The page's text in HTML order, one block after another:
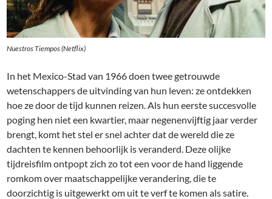
Nuestros Tiempos (Netflix)
In het Mexico-Stad van 1966 doen twee getrouwde
wetenschappers de uitvinding van hun leven: ze ontdekken
hoe ze door de tijd kunnen reizen. Als hun eerste succesvolle
poging hen niet een kwartier, maar negenenvijftig jaar verder
brengt, komt het stel er snel achter dat de wereld die ze
dachten te kennen behoorlijk is veranderd. Deze olijke
tijdreisfilm ontpopt zich zo tot een voor de hand liggende
romkom over maatschappelijke verandering, die te
doorzichtig is uitgewerkt om uit te verf te komen als satire.